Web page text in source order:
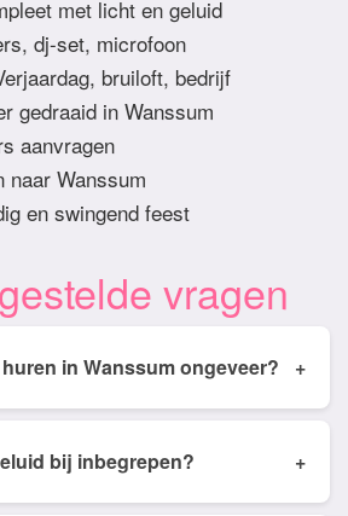
met licht en geluid
dj-set, microfoon
bruiloft, bedrijf
gedraaid in Wanssum
aanvragen
naar Wanssum
en swingend feest
vragen
Wat kost een DJ huren in Wanssum ongeveer? +
€ 350,- en € 950,- Prijs is
bij inbegrepen? +